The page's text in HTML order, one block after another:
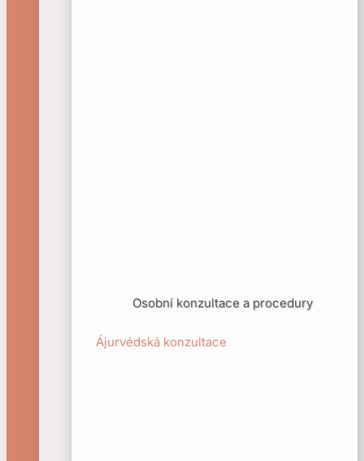
Osobní konzultace a procedury
Ájurvédská konzultace